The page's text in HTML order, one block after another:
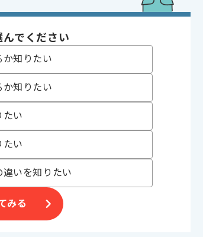
でください
知りたい
知りたい
たい
たい
いを知りたい
みる